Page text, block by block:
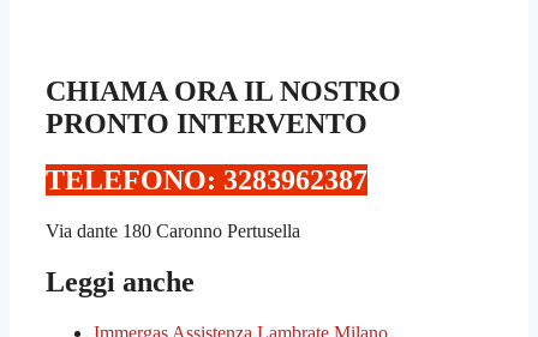
CHIAMA ORA IL NOSTRO
PRONTO INTERVENTO
TELEFONO: 3283962387‬
Via dante 180 Caronno Pertusella
Leggi anche
Immergas Assistenza Lambrate Milano